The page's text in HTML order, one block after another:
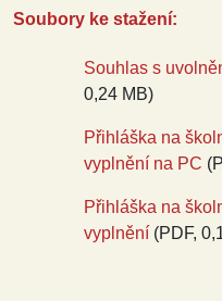
Soubory ke stažení:
Souhlas s
0,24 MB)
Přihláška na
vyplnění na PC
Přihláška na
vyplnění (PDF,